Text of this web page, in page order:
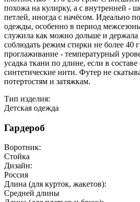
похожа на кулирку, а с внутренней -
петлей, иногда с начёсом. Идеально
одежды, особенно в период
служила как можно дольше и
соблюдать режим стирки не более 40
проглаживание - температурный
усадка ткани по длине, если в составе
синтетические нити. Футер не
потертостям и затяжкам.
Тип изделия:
Детская одежда
Гардероб
Воротник:
Стойка
Дизайн:
Россия
Длина (для курток, жакетов):
Средней длины